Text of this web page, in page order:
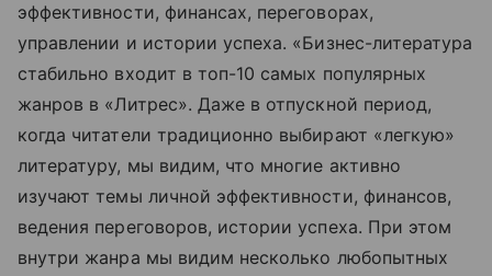
эффективности, финансах, переговорах,
управлении и истории успеха. «Бизнес-литература
стабильно входит в топ-10 самых популярных
жанров в «Литрес». Даже в отпускной период,
когда читатели традиционно выбирают «легкую»
литературу, мы видим, что многие активно
изучают темы личной эффективности, финансов,
ведения переговоров, истории успеха. При этом
внутри жанра мы видим несколько любопытных